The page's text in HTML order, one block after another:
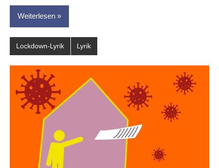
Weiterlesen
Lockdown-Lyrik Lyrik